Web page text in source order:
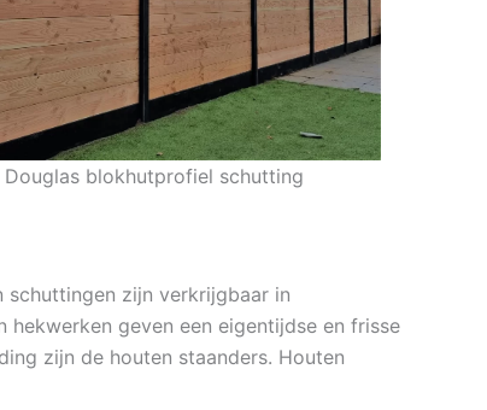
Douglas blokhutprofiel schutting
schuttingen zijn verkrijgbaar in
geven een eigentijdse en frisse
zijn de houten staanders. Houten